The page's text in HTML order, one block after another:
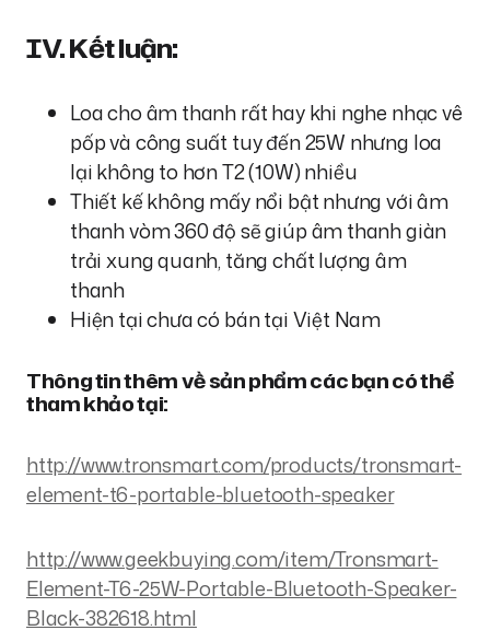
IV. Kết luận:
Loa cho âm thanh rất hay khi nghe nhạc vê
pốp và công suất tuy đến 25W nhưng loa
lại không to hơn T2 (10W) nhiều
Thiết kế không mấy nổi bật nhưng với âm
thanh vòm 360 độ sẽ giúp âm thanh giàn
trải xung quanh, tăng chất lượng âm
thanh
Hiện tại chưa có bán tại Việt Nam
Thông tin thêm về sản phẩm các bạn có thể
tham khảo tại:
http://www.tronsmart.com/products/tronsmart-
element-t6-portable-bluetooth-speaker
http://www.geekbuying.com/item/Tronsmart-
Element-T6-25W-Portable-Bluetooth-Speaker-
Black-382618.html